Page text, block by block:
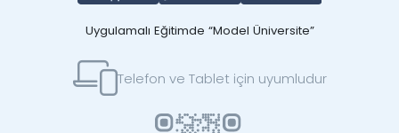
Uygulamalı Eğitimde “Model Üniversite”
Telefon ve Tablet için uyumludur